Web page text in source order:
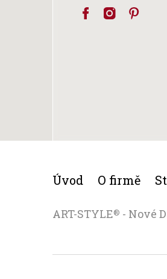
Úvod O firmě
ART-STYLE® - Nové